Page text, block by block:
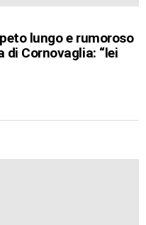
lungo e rumoroso
di Cornovaglia: “lei